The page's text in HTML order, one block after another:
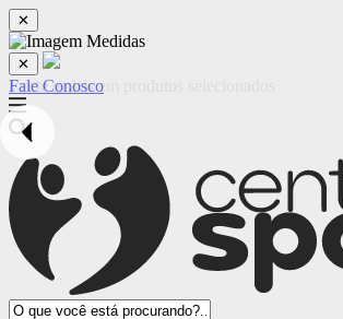
✕
✕
Fale Conosco